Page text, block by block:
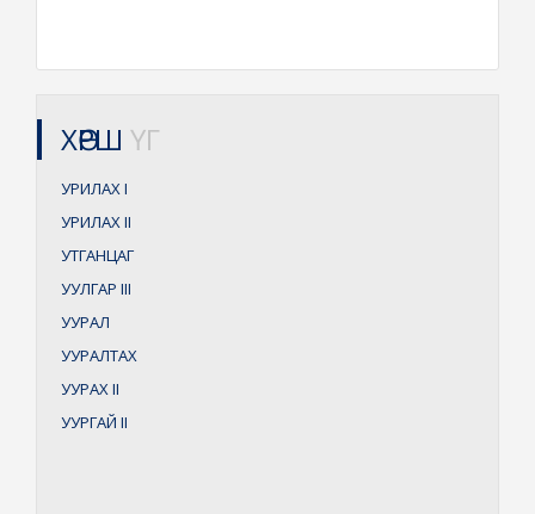
ХӨРШ ҮГ
УРИЛАХ I
УРИЛАХ II
УТГАНЦАГ
УУЛГАР III
УУРАЛ
УУРАЛТАХ
УУРАХII
УУРГАЙ II